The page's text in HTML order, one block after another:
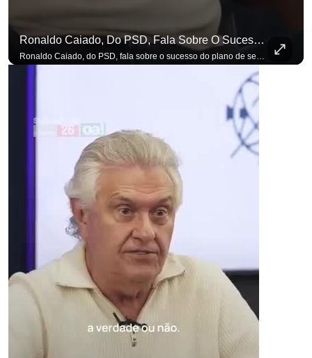
Ronaldo Caiado, Do PSD, Fala Sobre O Sucesso Do Plano De Segurança Pública
Ronaldo Caiado, do PSD, fala sobre o sucesso do plano de segurança pública como governador de Goiás, sendo um incentivo aos empreendedores locais. Se você busca informação com credibilidade, inscreva-se agora e ative o